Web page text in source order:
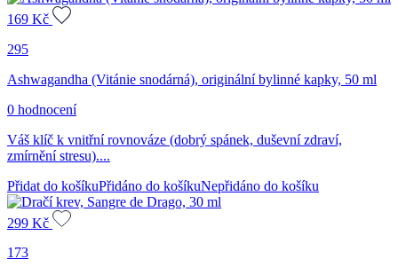
169 Kč
295
Ashwagandha (Vitánie snodárná), originální bylinné kapky, 50 ml
0 hodnocení
Váš klíč k vnitřní rovnováze (dobrý spánek, duševní zdraví,
zmírnění stresu)....
Přidat do košíkuPřidáno do košíkuNepřidáno do košíku
299 Kč
173